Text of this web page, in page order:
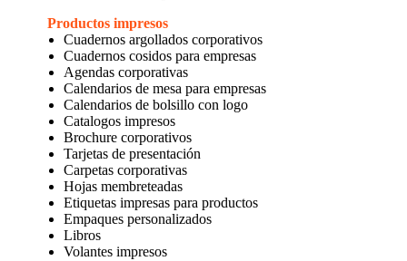
Productos impresos
Cuadernos argollados corporativos
Cuadernos cosidos para empresas
Agendas corporativas
Calendarios de mesa para empresas
Calendarios de bolsillo con logo
Catalogos impresos
Brochure corporativos
Tarjetas de presentación
Carpetas corporativas
Hojas membreteadas
Etiquetas impresas para productos
Empaques personalizados
Libros
Volantes impresos